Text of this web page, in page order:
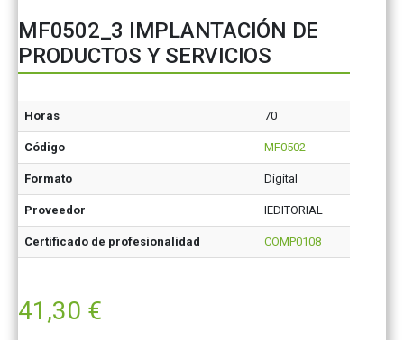
MF0502_3 IMPLANTACIÓN DE
PRODUCTOS Y SERVICIOS
Horas 70
Código MF0502
Formato Digital
Proveedor IEDITORIAL
Certificado de profesionalidad COMP0108
41,30 €